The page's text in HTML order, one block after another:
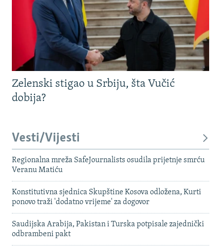
Zelenski stigao u Srbiju, šta Vučić
dobija?
Vesti/Vijesti
Regionalna mreža SafeJournalists osudila prijetnje smrću
Veranu Matiću
Konstitutivna sjednica Skupštine Kosova odložena, Kurti
ponovo traži 'dodatno vrijeme' za dogovor
Saudijska Arabija, Pakistan i Turska potpisale zajednički
odbrambeni pakt